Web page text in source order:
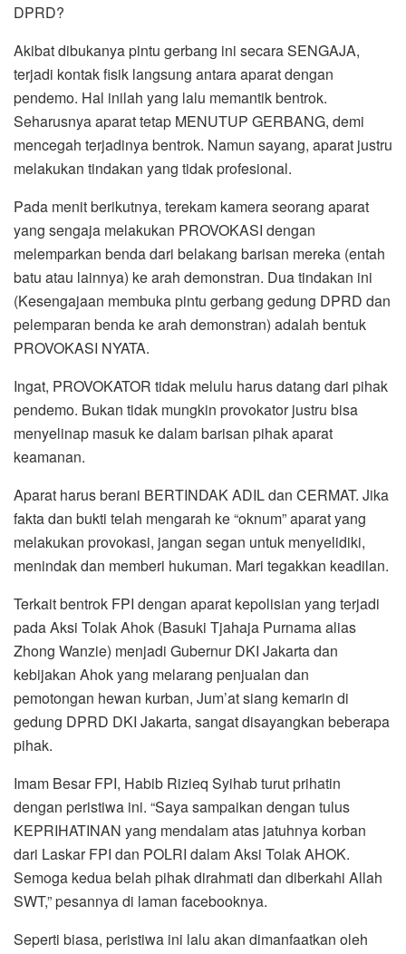
DPRD?
Akibat dibukanya pintu gerbang ini secara SENGAJA,
terjadi kontak fisik langsung antara aparat dengan
pendemo. Hal inilah yang lalu memantik bentrok.
Seharusnya aparat tetap MENUTUP GERBANG, demi
mencegah terjadinya bentrok. Namun sayang, aparat justru
melakukan tindakan yang tidak profesional.
Pada menit berikutnya, terekam kamera seorang aparat
yang sengaja melakukan PROVOKASI dengan
melemparkan benda dari belakang barisan mereka (entah
batu atau lainnya) ke arah demonstran. Dua tindakan ini
(Kesengajaan membuka pintu gerbang gedung DPRD dan
pelemparan benda ke arah demonstran) adalah bentuk
PROVOKASI NYATA.
Ingat, PROVOKATOR tidak melulu harus datang dari pihak
pendemo. Bukan tidak mungkin provokator justru bisa
menyelinap masuk ke dalam barisan pihak aparat
keamanan.
Aparat harus berani BERTINDAK ADIL dan CERMAT. Jika
fakta dan bukti telah mengarah ke “oknum” aparat yang
melakukan provokasi, jangan segan untuk menyelidiki,
menindak dan memberi hukuman. Mari tegakkan keadilan.
Terkait bentrok FPI dengan aparat kepolisian yang terjadi
pada Aksi Tolak Ahok (Basuki Tjahaja Purnama alias
Zhong Wanzie) menjadi Gubernur DKI Jakarta dan
kebijakan Ahok yang melarang penjualan dan
pemotongan hewan kurban, Jum’at siang kemarin di
gedung DPRD DKI Jakarta, sangat disayangkan beberapa
pihak.
Imam Besar FPI, Habib Rizieq Syihab turut prihatin
dengan peristiwa ini. “Saya sampaikan dengan tulus
KEPRIHATINAN yang mendalam atas jatuhnya korban
dari Laskar FPI dan POLRI dalam Aksi Tolak AHOK.
Semoga kedua belah pihak dirahmati dan diberkahi Allah
SWT,” pesannya di laman facebooknya.
Seperti biasa, peristiwa ini lalu akan dimanfaatkan oleh